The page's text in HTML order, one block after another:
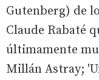
Gutenberg) de
Claude Rabaté
últimamente
Millán Astray;